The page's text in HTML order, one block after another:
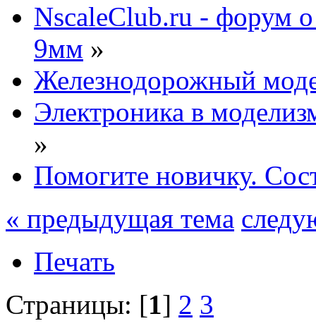
NscaleClub.ru - форум
9мм »
Железнодорожный
Электроника в
»
Помогите новичку.
« предыдущая тема
Печать
Страницы: [1] 2 3